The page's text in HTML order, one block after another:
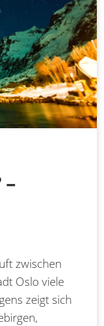
zwischen
Oslo viele
zeigt sich